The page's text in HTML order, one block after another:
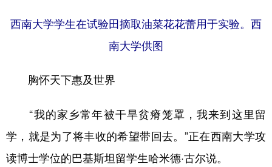
西南大学学生在试验田摘取油菜花花蕾用于实验。西
南大学供图
胸怀天下惠及世界
“我的家乡常年被干旱贫瘠笼罩，我来到这里留
学，就是为了将丰收的希望带回去。”正在西南大学攻
读博士学位的巴基斯坦留学生哈米德·古尔说。